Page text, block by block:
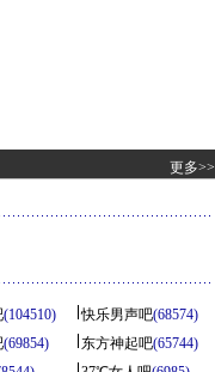
更多>>
(104510) 快乐男声吧(68574)
(69854) 东方神起吧(65744)